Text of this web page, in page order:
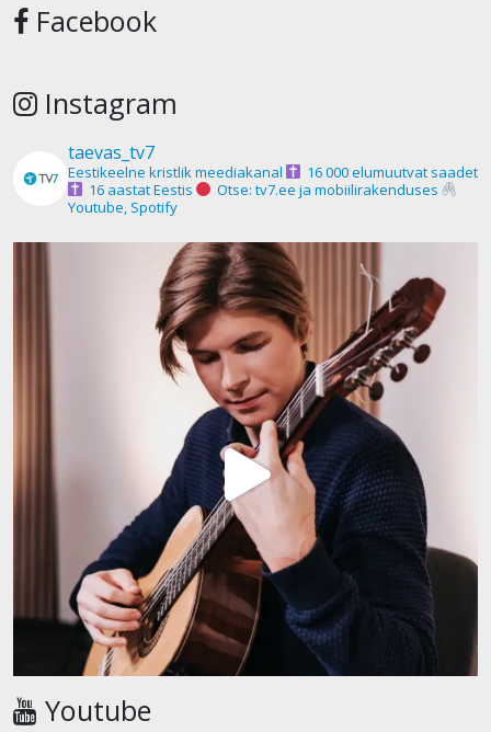
Facebook
Instagram
taevas_tv7
Eestikeelne kristlik meediakanal
16 000 elumuutvat saadet
16 aastat Eestis
Otse: tv7.ee ja mobiilirakenduses
Youtube, Spotify
Youtube